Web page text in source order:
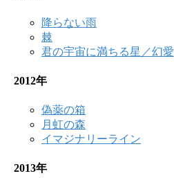
降らない雨
棘
君の宇宙に満ちる星／幻愛
2012年
偽薬の箱
月虹の森
イマジナリーライン
2013年